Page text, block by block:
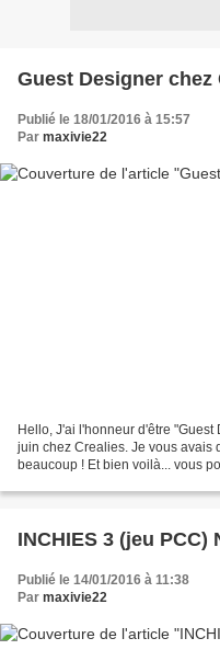
Guest Designer chez
Publié le 18/01/2016 à 15:57
Par maxivie22
Hello, J'ai l'honneur d'être
juin chez Crealies. Je vous avais
beaucoup ! Et bien voilà... vous
INCHIES 3 (jeu PCC)
Publié le 14/01/2016 à 11:38
Par maxivie22